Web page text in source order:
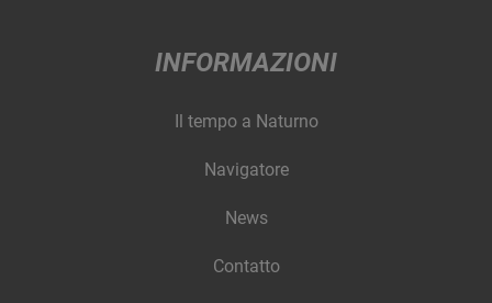
INFORMAZIONI
Il tempo a Naturno
Navigatore
News
Contatto